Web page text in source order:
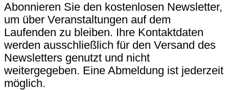
Abonnieren Sie den kostenlosen Newsletter,
um über Veranstaltungen auf dem
Laufenden zu bleiben. Ihre Kontaktdaten
werden ausschließlich für den Versand des
Newsletters genutzt und nicht
weitergegeben. Eine Abmeldung ist jederzeit
möglich.